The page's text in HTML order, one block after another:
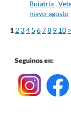
Buiatría,
mayo-agosto
1 2 34 5 678 9 10 >
Seguinos en: